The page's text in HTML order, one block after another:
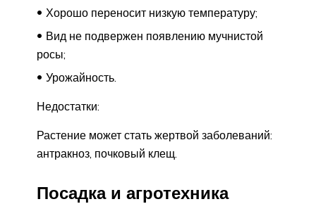
Хорошо переносит низкую температуру;
Вид не подвержен появлению мучнистой
росы;
Урожайность.
Недостатки:
Растение может стать жертвой заболеваний:
антракноз, почковый клещ.
Посадка и агротехника